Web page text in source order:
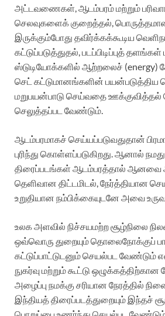
அட்டவணைகள், ஆடம்பரம் மற்றும்
செலவுகளைக் குறைத்தல்,
இருக்கும்போது தவிர்க்கக்கூடிய
கட்டுப்படுத்துதல், படப்பிடிப்புத் தளங்கள்
ஸ்டுடியோக்களில் ஆற்றலைச் (energy)
செட் கட்டுமானங்களின் பயன்படுத்திய
மறுபயன்பாடு செய்வதை
செலுத்தப்பட வேண்டும்.
ஆடம்பரமாகச் செய்யப்படுவதுதான்
புரிந்து கொள்ளப்படுகிறது. ஆனால்
திரைப்படங்கள் ஆடம்பரத்தால் ஆனவை
தெளிவான திட்டமிடல், நேர்த்தியான
உறுதியான நம்பிக்கையுடனே அவை
உலக அளவில் நிச்சயமற்ற சூழ்நிலை
ஒவ்வொரு துறையும் தொலைநோக்குப்
கட்டுப்பாட்டுடனும் செயல்பட வேண்டும்
நுகர்வு மற்றும் கூட்டு
அழைப்பு நமக்கு சரியான நேரத்தில்
இந்தியத் திரைப்படத்துறையும் இந்தச்